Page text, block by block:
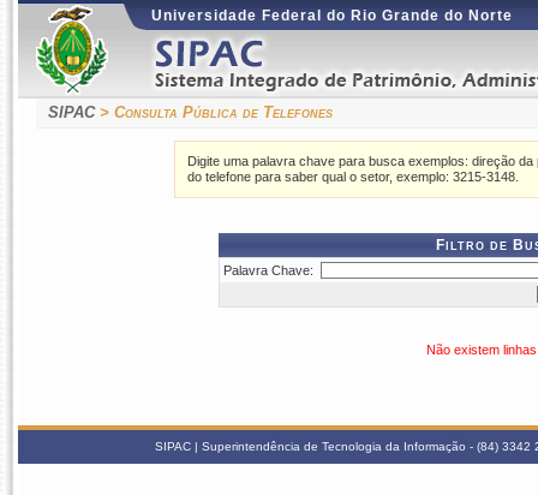
Universidade Federal do Rio Grande do Norte
SIPAC> Consulta Pública de Telefones
Digite uma palavra chave para busca exemplos: direção
do telefone para saber qual o setor, exemplo: 3215-3148.
Filtro de
Palavra Chave:
Não existem
SIPAC | Superintendência de Tecnologia da Informação - (84)